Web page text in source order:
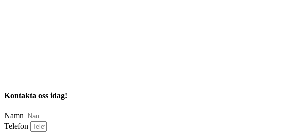
Kontakta oss idag!
Namn
Telefon